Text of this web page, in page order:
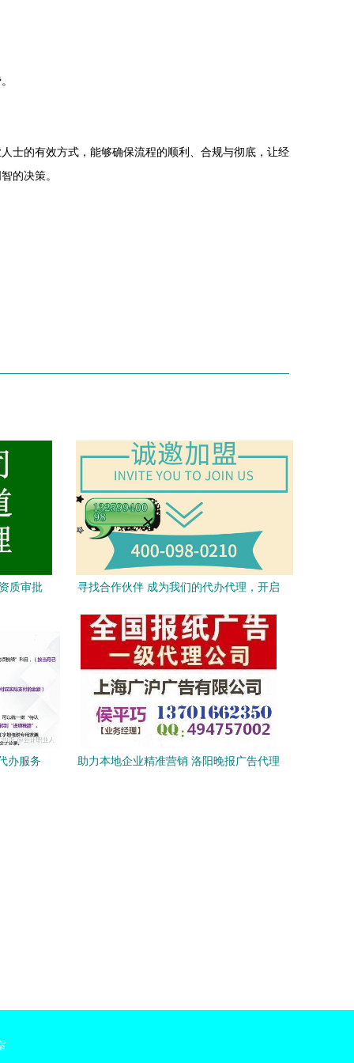
士的有效方式，能够确保流程的顺利、合规与彻底，让经
的决策。
质审批
寻找合作伙伴 成为我们的代办代理，开启
办服务
助力本地企业精准营销 洛阳晚报广告代理